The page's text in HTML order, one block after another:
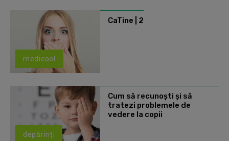
medicool
CaTine | 2
depărinți
Cum să recunoști și să
tratezi problemele de
vedere la copii